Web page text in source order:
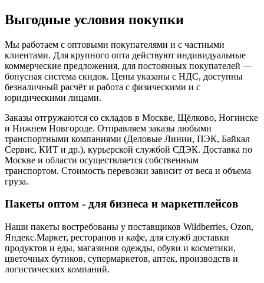
Выгодные условия покупки
Мы работаем с оптовыми покупателями и с частными
клиентами. Для крупного опта действуют индивидуальные
коммерческие предложения, для постоянных покупателей —
бонусная система скидок. Цены указаны с НДС, доступны
безналичный расчёт и работа с физическими и с
юридическими лицами.
Заказы отгружаются со складов в Москве, Щёлково, Ногинске
и Нижнем Новгороде. Отправляем заказы любыми
транспортными компаниями (Деловые Линии, ПЭК, Байкал
Сервис, КИТ и др.), курьерской службой СДЭК. Доставка по
Москве и области осуществляется собственным
транспортом. Стоимость перевозки зависит от веса и объема
груза.
Пакеты оптом - для бизнеса и маркетплейсов
Наши пакеты востребованы у поставщиков Wildberries, Ozon,
Яндекс.Маркет, ресторанов и кафе, для служб доставки
продуктов и еды, магазинов одежды, обуви и косметики,
цветочных бутиков, супермаркетов, аптек, производств и
логистических компаний.